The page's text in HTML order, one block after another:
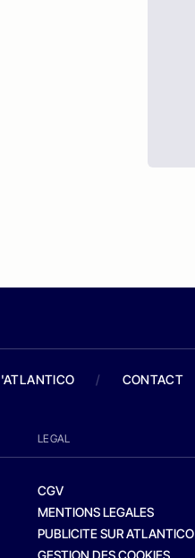
/ CONTACT
LEGAL
CGV
MENTIONS LEGALES
PUBLICITE SUR ATLANTICO
GESTION DES COOKIES